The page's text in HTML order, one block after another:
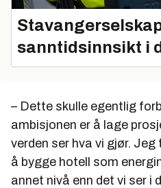
sanntidsinnsikt i
– Dette skulle egentlig
ambisjonen er å lage
verden ser hva vi gjør.
å bygge hotell som
annet nivå enn det vi ser i